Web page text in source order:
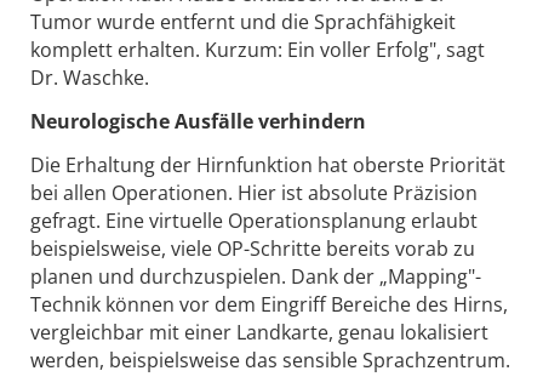
Tumor wurde entfernt und die Sprachfähigkeit
komplett erhalten. Kurzum: Ein voller Erfolg", sagt
Dr. Waschke.
Neurologische Ausfälle verhindern
Die Erhaltung der Hirnfunktion hat oberste Priorität
bei allen Operationen. Hier ist absolute Präzision
gefragt. Eine virtuelle Operationsplanung erlaubt
beispielsweise, viele OP-Schritte bereits vorab zu
planen und durchzuspielen. Dank der „Mapping"-
Technik können vor dem Eingriff Bereiche des Hirns,
vergleichbar mit einer Landkarte, genau lokalisiert
werden, beispielsweise das sensible Sprachzentrum.